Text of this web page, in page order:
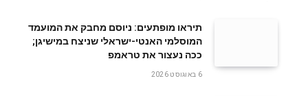
תיראו מופתעים: ניוסם מחבק את המועמד
המוסלמי האנטי-ישראלי שניצח במישיגן;
ככה נעצור את טראמפ
6 באוגוסט 2026